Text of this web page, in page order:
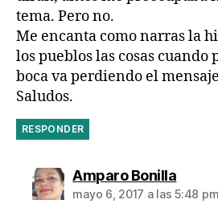
tema. Pero no.
Me encanta como narras la
los pueblos las cosas cuando
boca va perdiendo el
Saludos.
RESPONDER
Amparo Bonilladice:
mayo 6, 2017 a las 5:48 pm